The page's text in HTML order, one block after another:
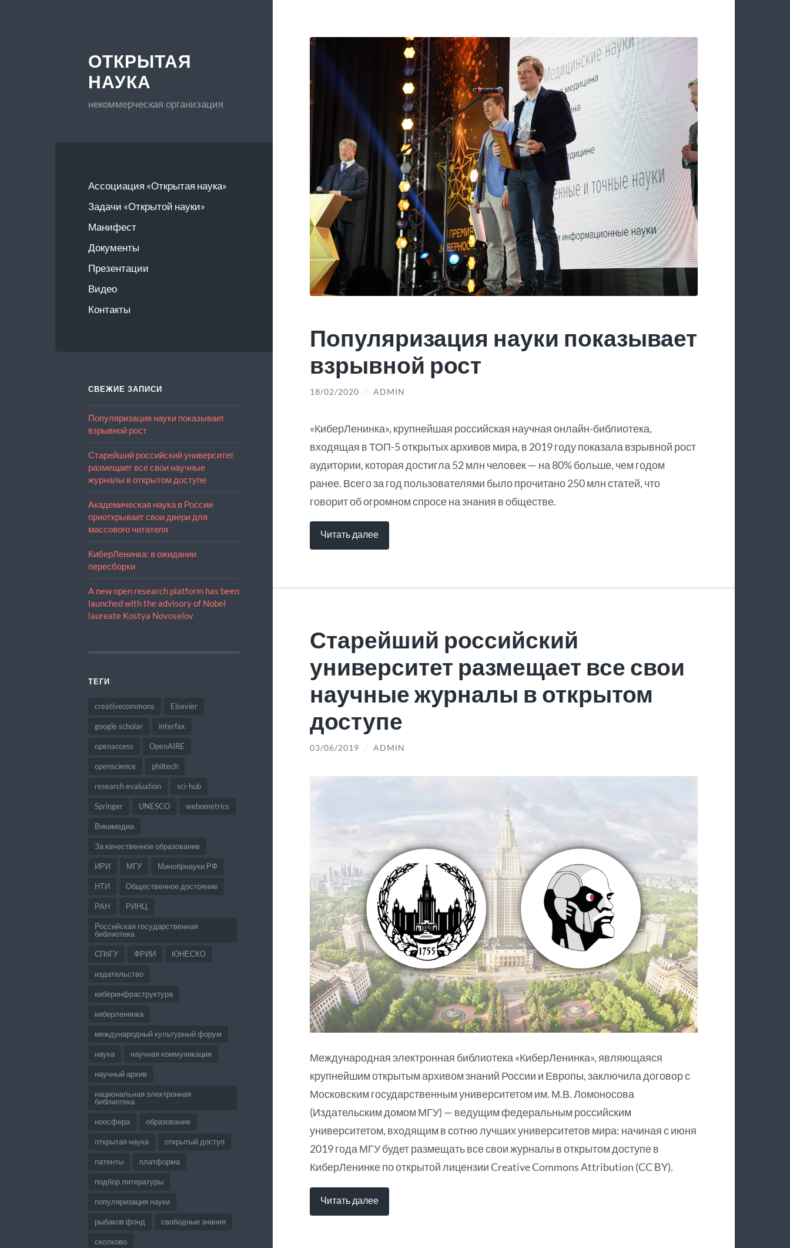
ОТКРЫТАЯ
НАУКА
некоммерческая организация
Ассоциация «Открытая наука»
Задачи «Открытой науки»
Манифест
Документы
Презентации
Видео
Контакты
СВЕЖИЕ ЗАПИСИ
Популяризация науки показывает
взрывной рост
Старейший российский университет
размещает все свои научные
журналы в открытом доступе
Академическая наука в России
приоткрывает свои двери для
массового читателя
КиберЛенинка: в ожидании
пересборки
A new open research platform has been
launched with the advisory of Nobel
laureate Kostya Novoselov
ТЕГИ
creativecommons Elsevier
google scholar interfax
openaccess OpenAIRE
openscience philtech
research evaluation sci-hub
Springer UNESCO webometrics
Викимедиа
За качественное образование
ИРИ МГУ Минобрнауки РФ
НТИ Общественное достояние
РАН РИНЦ
Российская государственная
библиотека
СПбГУ ФРИИ ЮНЕСКО
издательство
киберинфраструктура
киберленинка
международный культурный форум
наука научная коммуникация
научный архив
национальная электронная
библиотека
ноосфера образование
открытая наука открытый доступ
патенты платформа
подбор литературы
популяризация науки
рыбаков фонд свободные знания
сколково
Популяризация науки показывает
взрывной рост
18/02/2020 / ADMIN
«КиберЛенинка», крупнейшая российская научная онлайн-библиотека,
входящая в ТОП-5 открытых архивов мира, в 2019 году показала взрывной рост
аудитории, которая достигла 52 млн человек — на 80% больше, чем годом
ранее. Всего за год пользователями было прочитано 250 млн статей, что
говорит об огромном спросе на знания в обществе.
Читать далее
Старейший российский
университет размещает все свои
научные журналы в открытом
доступе
03/06/2019 / ADMIN
Международная электронная библиотека «КиберЛенинка», являющаяся
крупнейшим открытым архивом знаний России и Европы, заключила договор с
Московским государственным университетом им. М.В. Ломоносова
(Издательским домом МГУ) — ведущим федеральным российским
университетом, входящим в сотню лучших университетов мира: начиная с июня
2019 года МГУ будет размещать все свои журналы в открытом доступе в
КиберЛенинке по открытой лицензии Creative Commons Attribution (CC BY).
Читать далее